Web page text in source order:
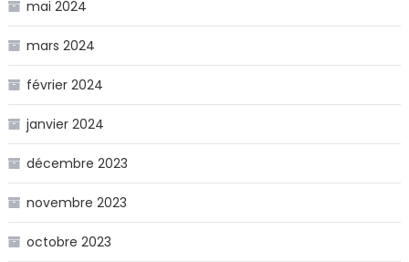
mai 2024
mars 2024
février 2024
janvier 2024
décembre 2023
novembre 2023
octobre 2023